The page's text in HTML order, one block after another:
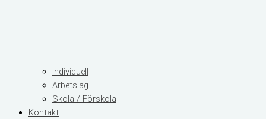
Individuell
Arbetslag
Skola / Förskola
Kontakt